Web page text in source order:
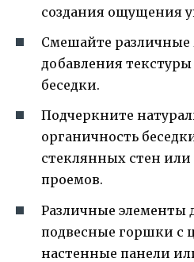
создания ощущения
Смешайте различные
добавления
беседки.
Подчеркните
органичность
стеклянных стен
проемов.
Различные элементы
подвесные горшки с
настенные панели